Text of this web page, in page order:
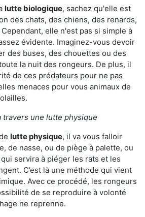
lutte biologique, sachez qu'elle est
des chats, des chiens, des renards,
elle n'est pas si simple à
évidente. Imaginez-vous devoir
des buses, des chouettes ou des
la nuit des rongeurs. De plus, il
de ces prédateurs pour ne pas
menaces pour vous animaux de
travers une lutte physique
lutte physique, il va vous falloir
de nasse, ou de piège à palette, ou
servira à piéger les rats et les
C’est là une méthode qui vient
Avec ce procédé, les rongeurs
de se reproduire à volonté
ne reprenne.